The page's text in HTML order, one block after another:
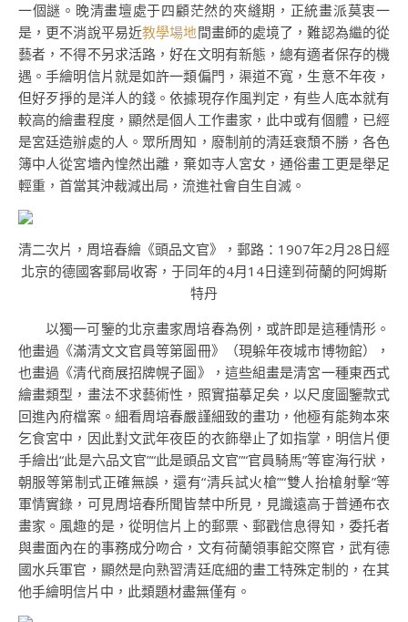
一個謎。晚清畫壇處于四顧茫然的夾縫期，正統畫派莫衷一
是，更不消說平易近教學場地間畫師的處境了，難認為繼的從
藝者，不得不另求活路，好在文明有新態，總有適者保存的機
遇。手繪明信片就是如許一類偏門，渠道不寬，生意不年夜，
但好歹掙的是洋人的錢。依據現存作風判定，有些人底本就有
較高的繪畫程度，顯然是個人工作畫家，此中或有個體，已經
是宮廷造辦處的人。眾所周知，廢制前的清廷衰頹不勝，各色
簿中人從宮墻內惶然出離，棄如寺人宮女，通俗畫工更是舉足
輕重，首當其沖裁減出局，流進社會自生自滅。
清二次片，周培春繪《頭品文官》，郵路：1907年2月28日經
北京的德國客郵局收寄，于同年的4月14日達到荷蘭的阿姆斯
特丹
以獨一可鑒的北京畫家周培春為例，或許即是這種情形。
他畫過《滿清文文官員等第圖冊》（現躲年夜城市博物館），
也畫過《清代商展招牌幌子圖》，這些組畫是清宮一種東西式
繪畫類型，畫法不求藝術性，照實描摹足矣，以尺度圖鑒款式
回進內府檔案。細看周培春嚴謹細致的畫功，他極有能夠本來
乞食宮中，因此對文武年夜臣的衣飾舉止了如指掌，明信片便
手繪出“此是六品文官”“此是頭品文官”“官員騎馬”等宦海行狀，
朝服等第制式正確無誤，還有“清兵試火槍”“雙人抬槍射擊”等
軍情實錄，可見周培春所聞皆禁中所見，見識遠高于普通布衣
畫家。風趣的是，從明信片上的郵票、郵戳信息得知，委托者
與畫面內在的事務成分吻合，文有荷蘭領事館交際官，武有德
國水兵軍官，顯然是向熟習清廷底細的畫工特殊定制的，在其
他手繪明信片中，此類題材盡無僅有。